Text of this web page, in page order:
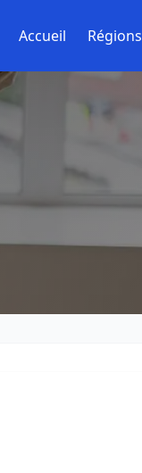
Accueil Régions